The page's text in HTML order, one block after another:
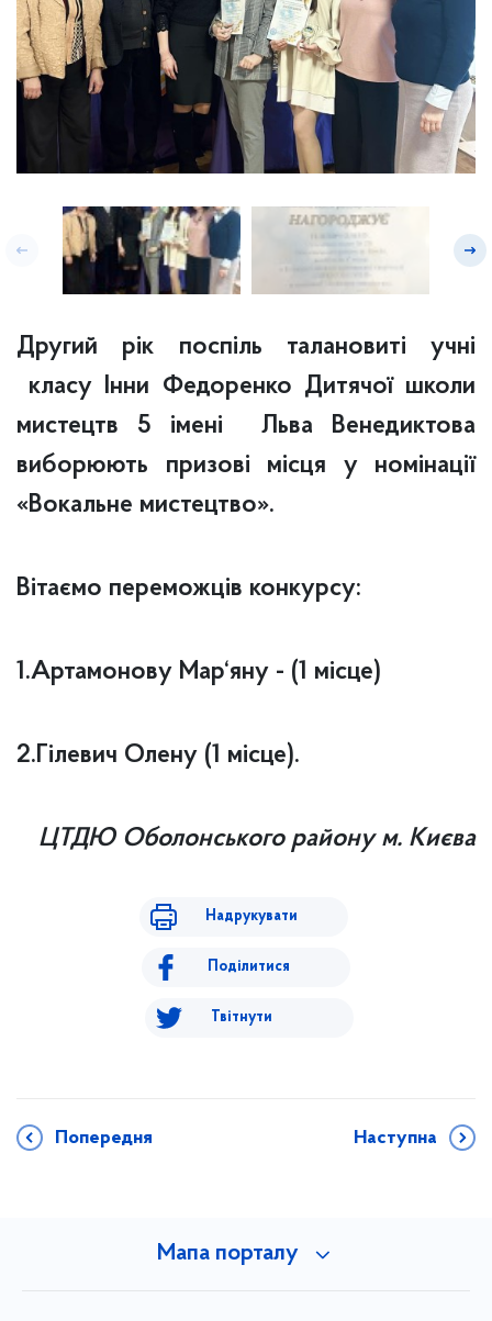
Другий рік поспіль талановиті учні
класу Інни Федоренко Дитячої школи
мистецтв 5 імені Льва Венедиктова
виборюють призові місця у номінації
«Вокальне мистецтво».
Вітаємо переможців конкурсу:
1.Артамонову Мар‘яну - (1 місце)
2.Гілевич Олену (1 місце).
ЦТДЮ Оболонського району м. Києва
Надрукувати
Поділитися
Твітнути
Попередня Наступна
Мапа порталу